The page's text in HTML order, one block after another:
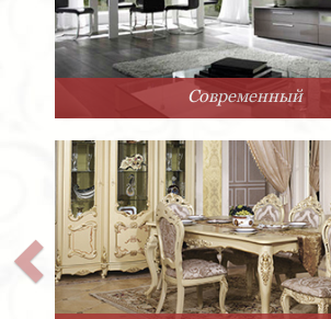
Современный